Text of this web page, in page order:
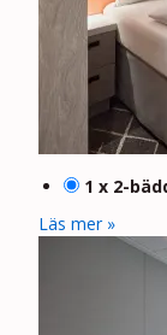
1 x 2-
Läs mer »